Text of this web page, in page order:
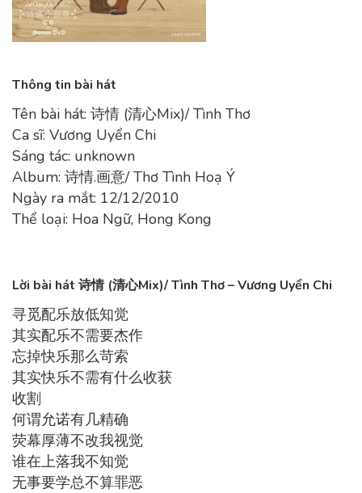
Thông tin bài hát
Tên bài hát: 诗情 (清心Mix)/ Tình Thơ
Ca sĩ: Vương Uyển Chi
Sáng tác: unknown
Album: 诗情.画意/ Thơ Tình Hoạ Ý
Ngày ra mắt: 12/12/2010
Thể loại: Hoa Ngữ, Hong Kong
Lời bài hát 诗情 (清心Mix)/ Tình Thơ – Vương Uyển Chi
寻觅配乐放低知觉
其实配乐不需要杰作
忘掉快乐那么苛索
其实快乐不需有什么收获
收割
何谓允诺有几精确
荧幕厚薄不改我视觉
谁在上落我不知觉
无事要学总不算罪恶